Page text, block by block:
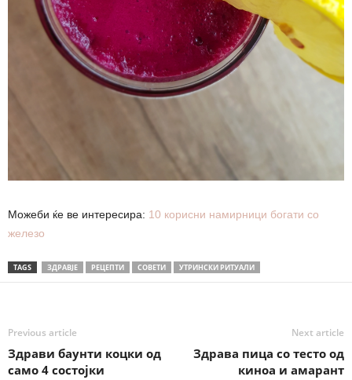
Можеби ќе ве интересира: 10 корисни намирници богати со
железо
TAGS ЗДРАВЈЕ РЕЦЕПТИ СОВЕТИ УТРИНСКИ РИТУАЛИ
Previous article
Здрави баунти коцки од
само 4 состојки
Next article
Здрава пица со тесто од
киноа и амарант